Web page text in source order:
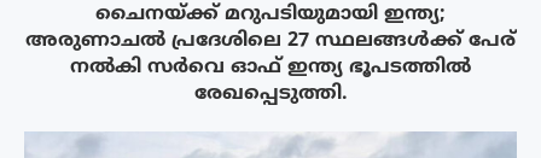
ചൈനയ്ക്ക് മറുപടിയുമായി ഇന്ത്യ;
അരുണാചൽ പ്രദേശിലെ 27 സ്ഥലങ്ങൾക്ക് പേര്
നൽകി സർവെ ഓഫ് ഇന്ത്യ ഭൂപടത്തിൽ
രേഖപ്പെടുത്തി.